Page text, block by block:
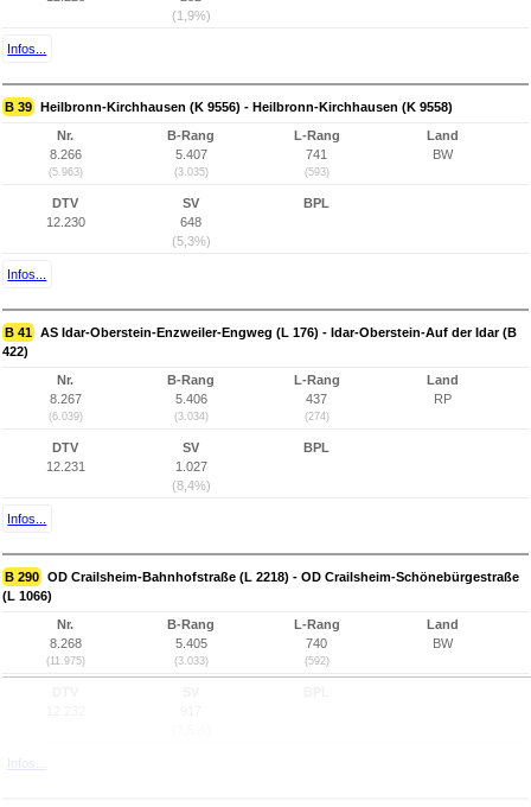
(1,9%)
Infos...
B 39 Heilbronn-Kirchhausen (K 9556) - Heilbronn-Kirchhausen (K 9558)
Nr.
8.266
(5.963)
B-Rang
5.407
(3.035)
L-Rang
741
(593)
Land
BW
DTV
12.230
SV
648
(5,3%)
BPL
Infos...
B 41 AS Idar-Oberstein-Enzweiler-Engweg (L 176) - Idar-Oberstein-Auf der Idar (B
422)
Nr.
8.267
(6.039)
B-Rang
5.406
(3.034)
L-Rang
437
(274)
Land
RP
DTV
12.231
SV
1.027
(8,4%)
BPL
Infos...
B 290 OD Crailsheim-Bahnhofstraße (L 2218) - OD Crailsheim-Schönebürgestraße
(L 1066)
Nr.
8.268
(11.975)
B-Rang
5.405
(3.033)
L-Rang
740
(592)
Land
BW
Infos...